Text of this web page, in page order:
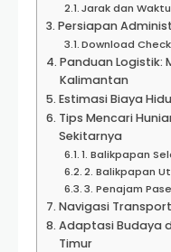
Jarak dan
Persiapan
Download
Panduan Logistik:
Kalimantan
Estimasi Biaya
Tips Mencari
Sekitarnya
1. Balikpapan
2. Balikpapan
3. Penajam
Navigasi
Adaptasi Budaya
Timur